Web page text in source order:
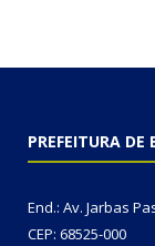
PREFEITURA
End.: Av. Jarbas
CEP: 68525-000